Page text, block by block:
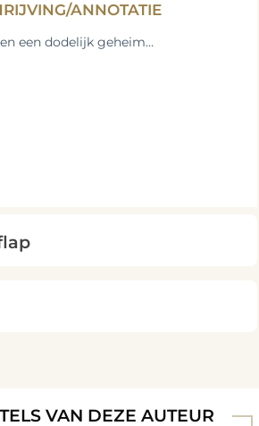
ANNOTATIE
een dodelijk geheim…
VAN DEZE AUTEUR